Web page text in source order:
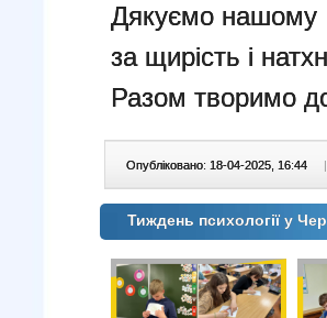
Дякуємо нашому
за щирість і
Разом творимо
Опубліковано: 18-04-2025, 16:44 |
Тиждень психології у